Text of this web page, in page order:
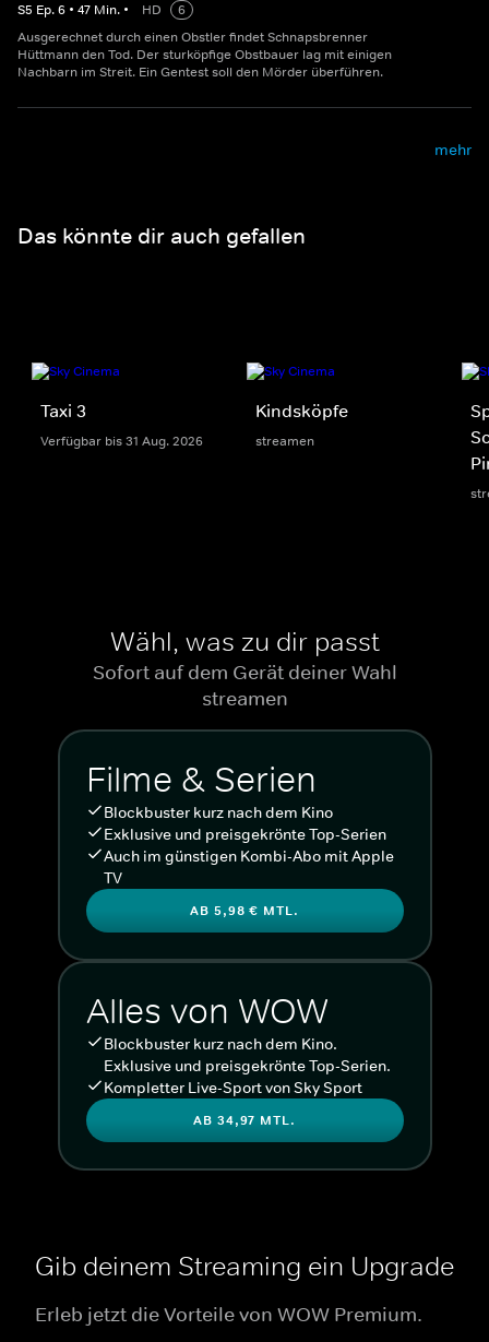
S5 Ep.6 • 47 Min. • HD
6
Ausgerechnet durch einen Obstler findet Schnapsbrenner
Hüttmann den Tod. Der sturköpfige Obstbauer lag mit einigen
Nachbarn im Streit. Ein Gentest soll den Mörder überführen.
mehr
Das könnte dir auch gefallen
Taxi 3
Verfügbar bis 31 Aug. 2026
Kindsköpfe
streamen
Wähl, was zu dir passt
Sofort auf dem Gerät deiner Wahl
streamen
Filme & Serien
Blockbuster kurz nach dem Kino
Exklusive und preisgekrönte Top-Serien
Auch im günstigen Kombi-Abo mit Apple
TV
AB 5,98 € MTL.
Alles von WOW
Blockbuster kurz nach dem Kino.
Exklusive und preisgekrönte Top-Serien.
Kompletter Live-Sport von Sky Sport
AB 34,97 MTL.
Gib deinem Streaming ein Upgrade
Erleb jetzt die Vorteile von WOW Premium.